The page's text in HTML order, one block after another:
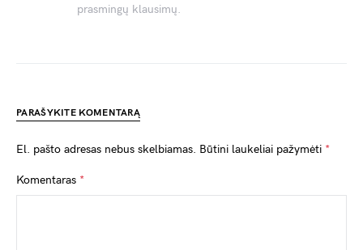
prasmingų klausimų.
PARAŠYKITE KOMENTARĄ
El. pašto adresas nebus skelbiamas. Būtini laukeliai pažymėti *
Komentaras *